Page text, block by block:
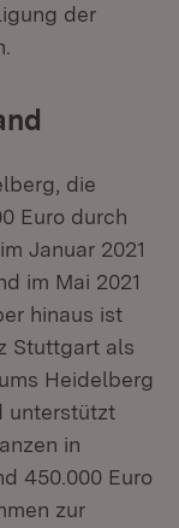
der
die
Euro durch
Januar 2021
im Mai 2021
hinaus ist
Stuttgart als
Heidelberg
unterstützt
in
450.000 Euro
zur